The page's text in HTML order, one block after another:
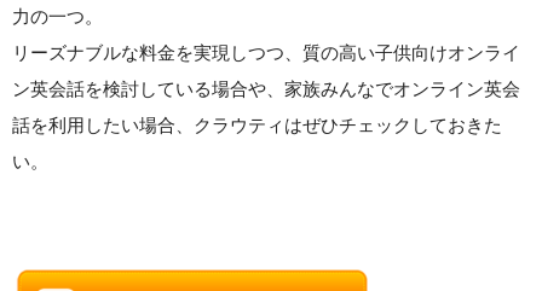
力の一つ。
リーズナブルな料金を実現しつつ、質の高い子供向けオンライ
ン英会話を検討している場合や、家族みんなでオンライン英会
話を利用したい場合、クラウティはぜひチェックしておきた
い。